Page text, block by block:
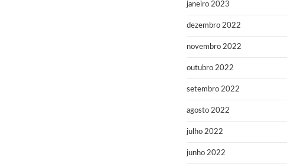
janeiro 2023
dezembro 2022
novembro 2022
outubro 2022
setembro 2022
agosto 2022
julho 2022
junho 2022